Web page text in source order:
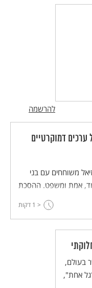
במיוחד
להרשמה
דמוקרטיים
משוחחים עם בני
אמת ומשפט. ההסכת
הביניים במקצועות
עשר פרקים באורך
< 1 דקות
בעולם,
אחת",